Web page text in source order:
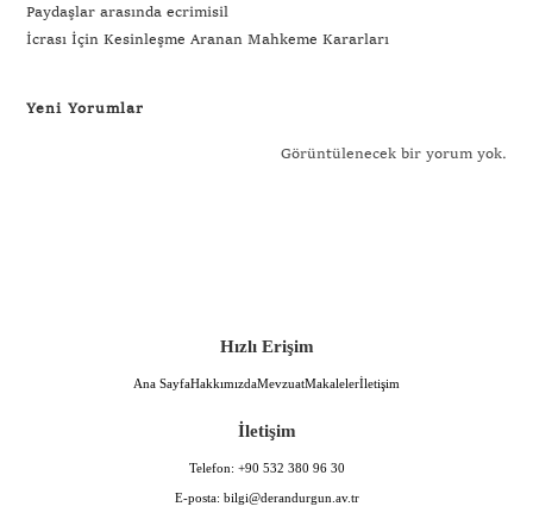
Paydaşlar arasında ecrimisil
İcrası İçin Kesinleşme Aranan Mahkeme Kararları
Yeni Yorumlar
Görüntülenecek bir yorum yok.
Hızlı Erişim
Ana SayfaHakkımızdaMevzuatMakalelerİletişim
İletişim
Telefon: +90 532 380 96 30
E-posta: bilgi@derandurgun.av.tr